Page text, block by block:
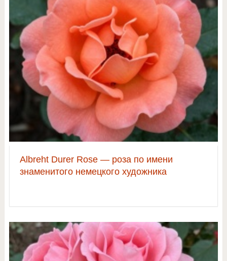
Albreht Durer Rose — роза по имени
знаменитого немецкого художника